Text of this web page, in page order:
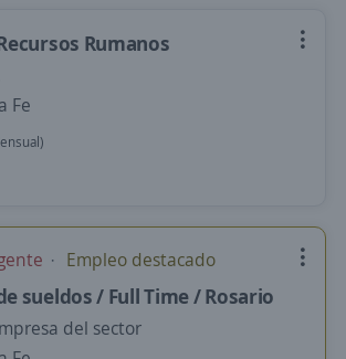
Rumanos
Fe
Empleo destacado
sueldos / Full Time / Rosario
del sector